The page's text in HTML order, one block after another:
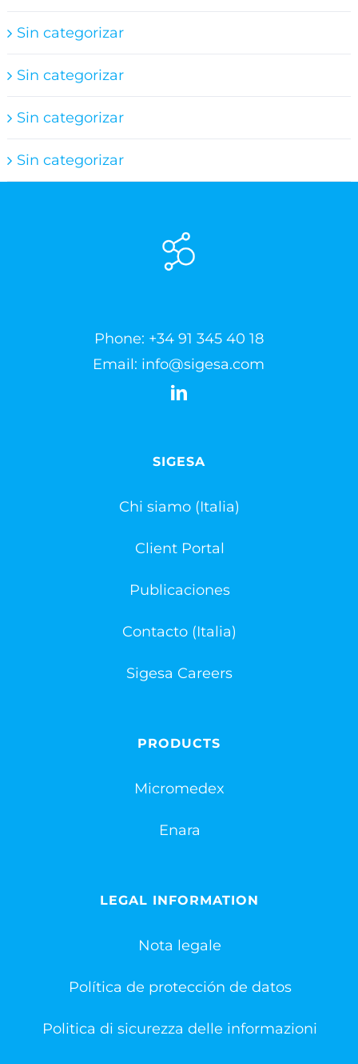
Sin categorizar
Sin categorizar
Sin categorizar
Sin categorizar
Phone: +34 91 345 40 18
Email: info@sigesa.com
SIGESA
Chi siamo (Italia)
Client Portal
Publicaciones
Contacto (Italia)
Sigesa Careers
PRODUCTS
Micromedex
Enara
LEGAL INFORMATION
Nota legale
Política de protección de datos
Politica di sicurezza delle informazioni